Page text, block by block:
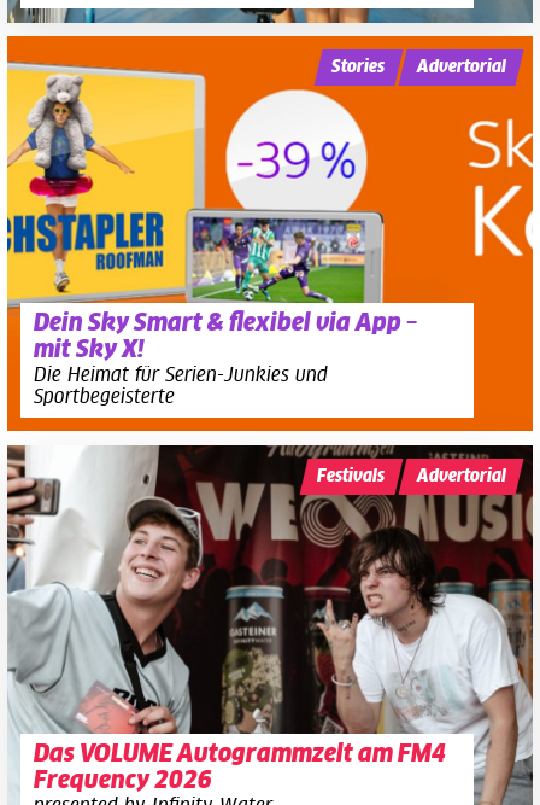
Dein Sky Smart & flexibel via App –
mit Sky X!
Die Heimat für Serien-Junkies und
Sportbegeisterte
Stories Advertorial
Das VOLUME Autogrammzelt am FM4
Frequency 2026
Festivals Advertorial